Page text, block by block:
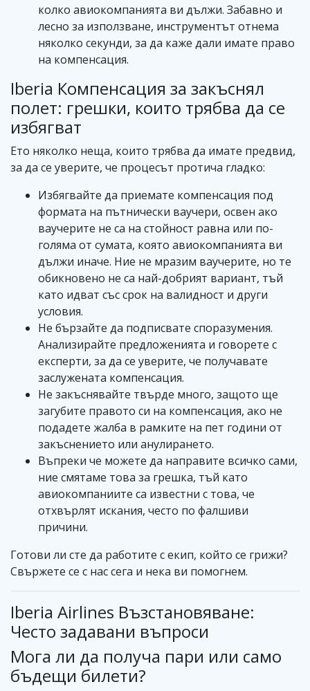
колко авиокомпанията ви дължи. Забавно и
лесно за използване, инструментът отнема
няколко секунди, за да каже дали имате право
на компенсация.
Iberia Компенсация за закъснял
полет: грешки, които трябва да се
избягват
Ето няколко неща, които трябва да имате предвид,
за да се уверите, че процесът протича гладко:
Избягвайте да приемате компенсация под
формата на пътнически ваучери, освен ако
ваучерите не са на стойност равна или по-
голяма от сумата, която авиокомпанията ви
дължи иначе. Ние не мразим ваучерите, но те
обикновено не са най-добрият вариант, тъй
като идват със срок на валидност и други
условия.
Не бързайте да подписвате споразумения.
Анализирайте предложенията и говорете с
експерти, за да се уверите, че получавате
заслужената компенсация.
Не закъснявайте твърде много, защото ще
загубите правото си на компенсация, ако не
подадете жалба в рамките на пет години от
закъснението или анулирането.
Въпреки че можете да направите всичко сами,
ние смятаме това за грешка, тъй като
авиокомпаниите са известни с това, че
отхвърлят искания, често по фалшиви
причини.
Готови ли сте да работите с екип, който се грижи?
Свържете се с нас сега и нека ви помогнем.
Iberia Airlines Възстановяване:
Често задавани въпроси
Мога ли да получа пари или само
бъдещи билети?